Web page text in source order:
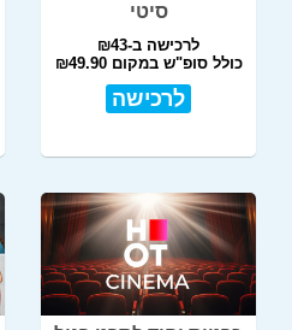
סיטי
לרכישה ב-₪43
כולל סופ"ש במקום ₪49.90
לרכישה